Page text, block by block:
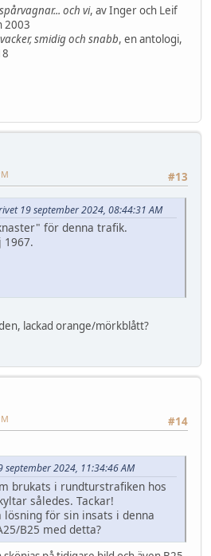
och vi, av Inger och Leif
2003
smidig och snabb, en antologi,
#13
19 september 2024, 08:44:31 AM
för denna trafik.
1967.
lackad orange/mörkblått?
#14
september 2024, 11:34:46 AM
brukats i rundturstrafiken hos
således. Tackar!
lösning för sin insats i denna
B25 med detta?